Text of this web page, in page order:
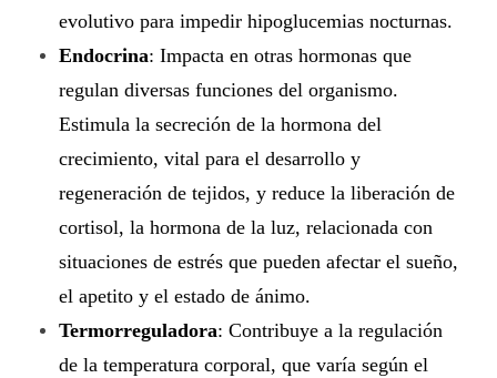
l
evolutivo para impedir hipoglucemias nocturnas.
Endocrina: Impacta en otras hormonas que
regulan diversas funciones del organismo.
Estimula la secreción de la hormona del
crecimiento, vital para el desarrollo y
regeneración de tejidos, y reduce la liberación de
cortisol, la hormona de la luz, relacionada con
situaciones de estrés que pueden afectar el sueño,
el apetito y el estado de ánimo.
Termorreguladora: Contribuye a la regulación
de la temperatura corporal, que varía según el